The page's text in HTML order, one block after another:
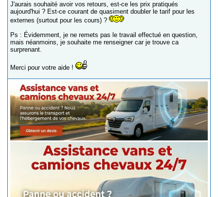
J'aurais souhaité avoir vos retours, est-ce les prix pratiqués
aujourd'hui ? Est-ce courant de quasiment doubler le tarif pour les
externes (surtout pour les cours) ?
Ps : Évidemment, je ne remets pas le travail effectué en question,
mais néanmoins, je souhaite me renseigner car je trouve ca
surprenant.
Merci pour votre aide !